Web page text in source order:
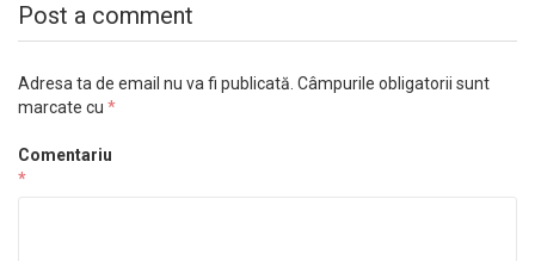
Post a comment
Adresa ta de email nu va fi publicată. Câmpurile obligatorii sunt
marcate cu *
Comentariu
*